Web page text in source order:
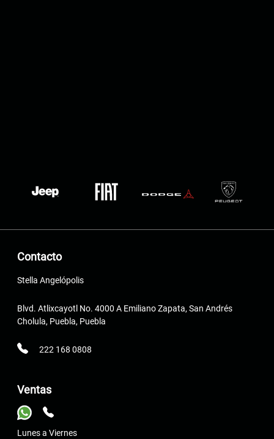
Contacto
Stella Angelópolis
Blvd. Atlixcayotl No. 4000 A Emiliano Zapata, San Andrés
Cholula, Puebla, Puebla
222 168 0808
Ventas
Lunes a Viernes